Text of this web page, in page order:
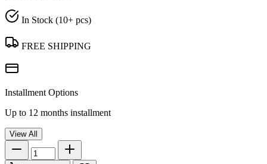
In Stock (10+ pcs)
FREE SHIPPING
Installment Options
Up to 12 months installment
View All